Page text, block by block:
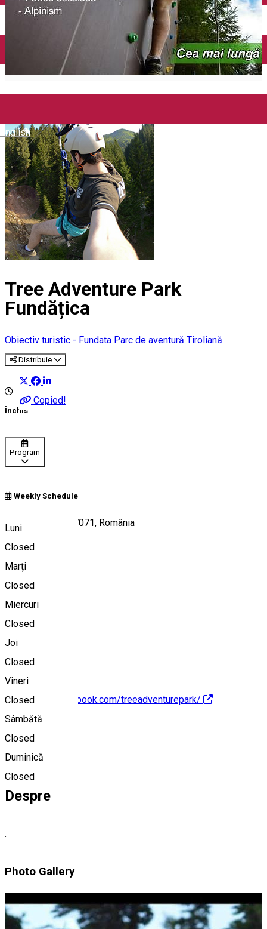
English
Tree Adventure Park
Fundățica
Obiectiv turistic - Fundata Parc de aventură Tiroliană
Distribuie
Copied!
Închis
Program
Weekly Schedule
Luni
Closed
Marți
Closed
Miercuri
Closed
Joi
Closed
Vineri
Closed
Sâmbătă
Closed
Duminică
Closed
49, Fundățica 507071, România
Hartă
https://www.facebook.com/treeadventurepark/
0761973867
Despre
.
Photo Gallery